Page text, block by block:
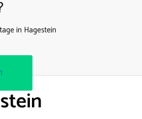
in Hagestein